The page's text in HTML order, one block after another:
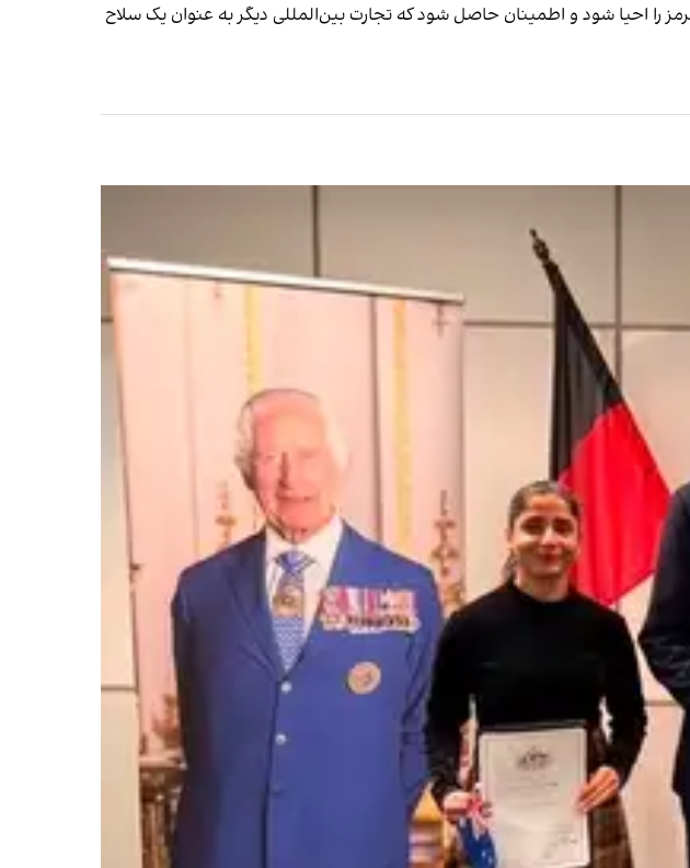
دسترسی آزاد به تنگه هرمز را احیا شود و اطمینان حاصل شود که تجارت بین‌المللی دیگر به عنوان یک سلاح